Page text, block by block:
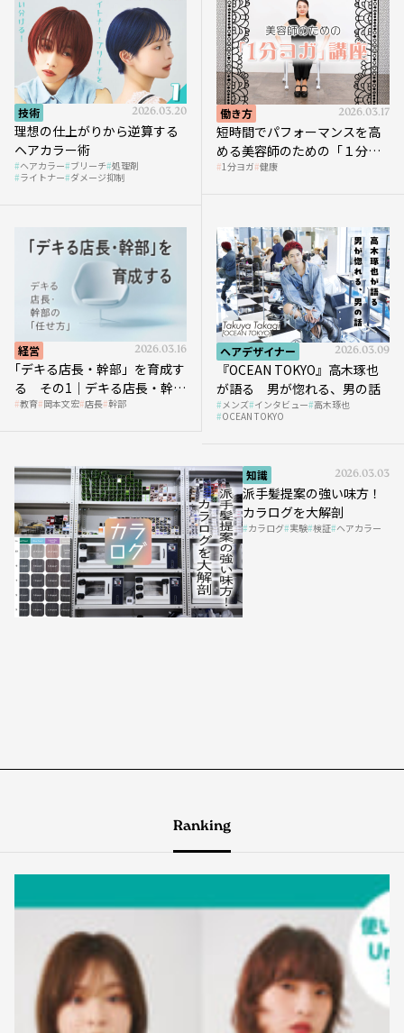
技術 2026.03.20
理想の仕上がりから逆算する
ヘアカラー術
ヘアカラー ブリーチ 処理剤
ライトナー ダメージ抑制
働き方 2026.03.17
短時間でパフォーマンスを高
める美容師のための「１分ヨ
ガ」講座｜実践編
1分ヨガ 健康
経営 2026.03.16
｢デキる店長・幹部」を育成す
る その1｜デキる店長・幹部
の「任せ方」
教育 岡本文宏 店長 幹部
ヘアデザイナー 2026.03.09
『OCEAN TOKYO』高木琢也
が語る 男が惚れる、男の話
メンズ インタビュー 高木琢也
OCEAN TOKYO
知識 2026.03.03
派手髪提案の強い味方！
カラログを大解剖
カラログ 実験 検証 ヘアカラー
Ranking